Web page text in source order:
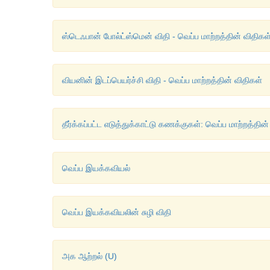
ஸ்டெஃபான் போல்ட்ஸ்மென் விதி - வெப்ப மாற்றத்தின்
வியனின் இடப்பெயர்ச்சி விதி - வெப்ப மாற்றத்தின் விதிகள்
தீர்க்கப்பட்ட எடுத்துக்காட்டு கணக்குகள்: வெப்ப மாற்றத்தின்
வெப்ப இயக்கவியல்
வெப்ப இயக்கவியலின் சுழி விதி
அக ஆற்றல் (U)